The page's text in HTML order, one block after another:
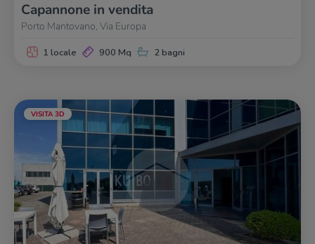
Capannone in vendita
Porto Mantovano, Via Europa
1 locale 900 Mq 2 bagni
VISITA 3D